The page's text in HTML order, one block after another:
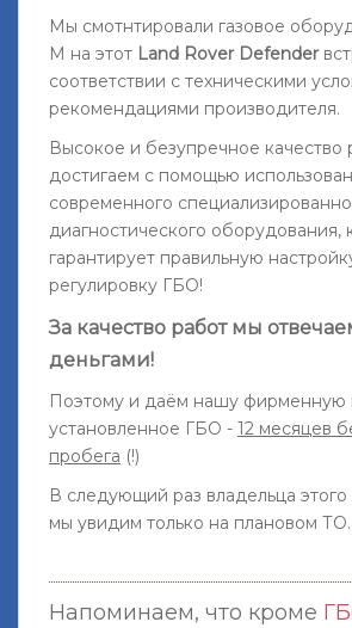
Мы смотнтировали газовое
М на этот Land Rover Defender
соответствии с техническими
рекомендациями производителя.
Высокое и безупречное качество
достигаем с помощью
современного
диагностического оборудования,
гарантирует правильную
регулировку ГБО!
За качество работ мы
деньгами!
Поэтому и даём нашу фирменную
установленное ГБО - 12 месяцев
пробега (!)
В следующий раз владельца
мы увидим только на плановом ТО.
Напоминаем, что кроме